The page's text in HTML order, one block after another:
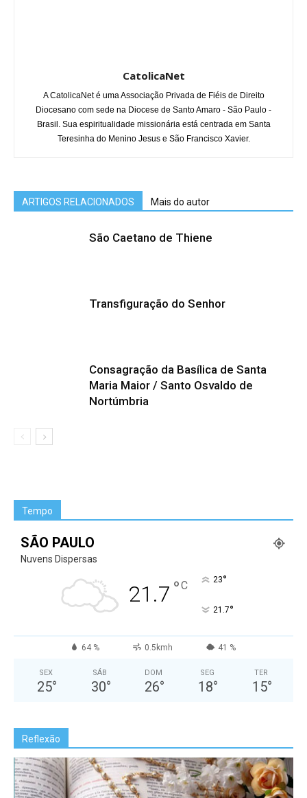
CatolicaNet
A CatolicaNet é uma Associação Privada de Fiéis de Direito
Diocesano com sede na Diocese de Santo Amaro - São Paulo -
Brasil. Sua espiritualidade missionária está centrada em Santa
Teresinha do Menino Jesus e São Francisco Xavier.
ARTIGOS RELACIONADOS Mais do autor
São Caetano de Thiene
Transfiguração do Senhor
Consagração da Basílica de Santa
Maria Maior / Santo Osvaldo de
Nortúmbria
Tempo
SÃO PAULO
Nuvens Dispersas
21.7 °C 23°
21.7°
64 % 0.5kmh 41 %
SEX
25°
SÁB
30°
DOM
26°
SEG
18°
TER
15°
Reflexão